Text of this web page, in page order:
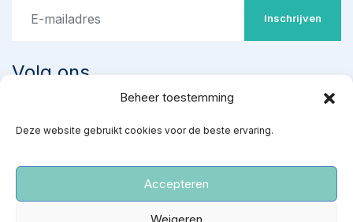
Beheer toestemming
Deze website gebruikt cookies voor de beste ervaring.
Accepteren
Weigeren
Inschrijven
Volg ons
‘ziekenhuisabortus’ 22-24
‘Red gezonde baby’s van een kille dood’